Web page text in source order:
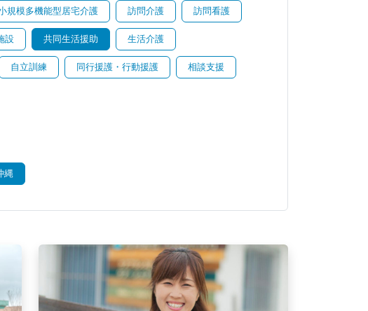
規模多機能型居宅介護 訪問介護 訪問看護
設 共同生活援助 生活介護
自立訓練 同行援護・行動援護 相談支援
縄